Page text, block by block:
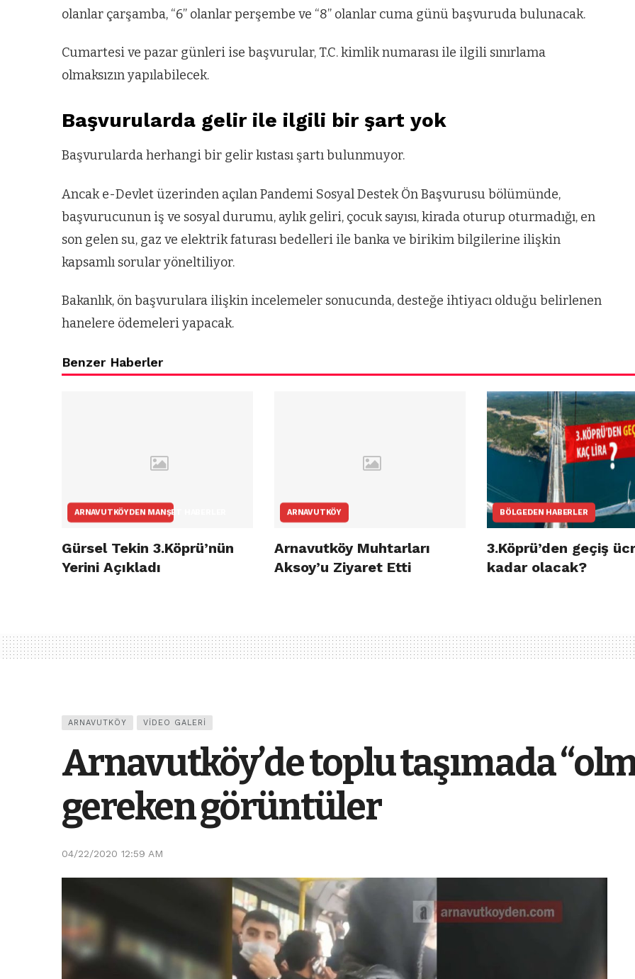
olanlar çarşamba, “6” olanlar perşembe ve “8” olanlar cuma günü başvuruda bulunacak.
Cumartesi ve pazar günleri ise başvurular, T.C. kimlik numarası ile ilgili sınırlama
olmaksızın yapılabilecek.
Başvurularda gelir ile ilgili bir şart yok
Başvurularda herhangi bir gelir kıstası şartı bulunmuyor.
Ancak e-Devlet üzerinden açılan Pandemi Sosyal Destek Ön Başvurusu bölümünde,
başvurucunun iş ve sosyal durumu, aylık geliri, çocuk sayısı, kirada oturup oturmadığı, en
son gelen su, gaz ve elektrik faturası bedelleri ile banka ve birikim bilgilerine ilişkin
kapsamlı sorular yöneltiliyor.
Bakanlık, ön başvurulara ilişkin incelemeler sonucunda, desteğe ihtiyacı olduğu belirlenen
hanelere ödemeleri yapacak.
Benzer Haberler
ARNAVUTKÖYDEN MANŞET HABERLER
Gürsel Tekin 3.Köprü’nün
Yerini Açıkladı
ARNAVUTKÖY
Arnavutköy Muhtarları
Aksoy’u Ziyaret Etti
BÖLGEDEN HABERLER
3.Köprü’den geçiş
kadar olacak?
ARNAVUTKÖY VIDEO GALERI
Arnavutköy’de toplu taşımada
gereken görüntüler
04/22/2020 12:59 AM